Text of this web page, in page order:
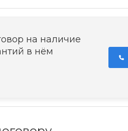
на наличие
в нём